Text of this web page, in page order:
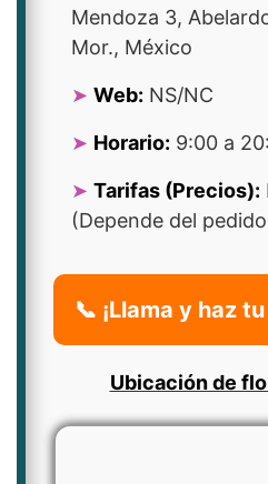
Mendoza 3,
Mor., México
Web: NS/NC
Horario: 9:00 a
Tarifas (Precios):
(Depende del
📞 ¡Llama y haz
Ubicación de